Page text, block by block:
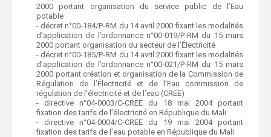
2000 portant organisation du service public de l’Eau
potable
- décret n°00-184/P-RM du 14 avril 2000 fixant les modalités
d’application de l’ordonnance n°00-019/P-RM du 15 mars
2000 portant organisation du secteur de l’Électricité
- décret n°00-185/P-RM du 14 avril 2000 fixant les modalités
d’application de l’ordonnance n°00-021/P-RM du 15 mars
2000 portant création et organisation de la Commission de
Régulation de l’Électricité et de l’Eau commission de
régulation de l’électricité et de l’eau (CREE)
- directive n°04-0003/C-CREE du 18 mai 2004 portant
fixation des tarifs de l’électricité en République du Mali
- directive n°04-0004/C-CREE du 19 mai 2004 portant
fixation des tarifs de l’eau potable en République du Mali